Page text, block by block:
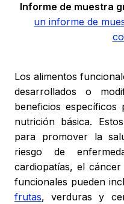
Informe de muestra
un informe de
Los alimentos
desarrollados o
beneficios
nutrición básica.
para promover la
riesgo de
cardiopatías, el
funcionales pueden
frutas, verduras y